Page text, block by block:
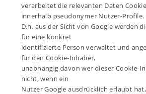
verarbeitet die relevanten Daten
innerhalb pseudonymer Nutzer-Profile.
D.h. aus der Sicht von Google werden
für eine konkret
identifizierte Person verwaltet und
für den Cookie-Inhaber,
unabhängig davon wer dieser Cookie-
nicht, wenn ein
Nutzer Google ausdrücklich erlaubt